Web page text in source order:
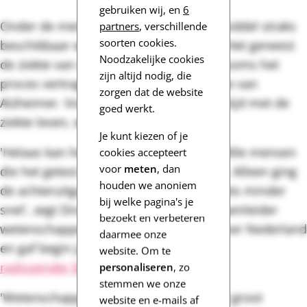
gebruiken wij, en 6
partners, verschillende
soorten cookies.
Noodzakelijke cookies
zijn altijd nodig, die
zorgen dat de website
goed werkt.
Je kunt kiezen of je
cookies accepteert
voor meten, dan
houden we anoniem
bij welke pagina's je
bezoekt en verbeteren
daarmee onze
website. Om te
personaliseren, zo
stemmen we onze
website en e-mails af
Onder de merknaam Leqembi zal het middel straks
beschikbaar worden voor Amerikanen. Het geneest
de ziekte van Alzheimer niet, maar kan soms het
proces vertragen. Vooral in de beginfase van
Alzheimer. Voor mensen die al langere tijd met de
ziekte leven, werkt het niet.
'Helaas kan het de ziekte niet stoppen. Alle mensen
die het getest hebben, gingen achteruit. Alleen ging
de achteruitgang dankzij het medicijn iets minder
snel', zegt Dinant Bekkenkamp. Hij is teamleider
wetenschappelijk onderzoek bij Alzheimer Nederland
en gaf begin juli een toelichting aan
radiozender BNR
.
'Wetenschappelijk gezien is dit echt wel groot